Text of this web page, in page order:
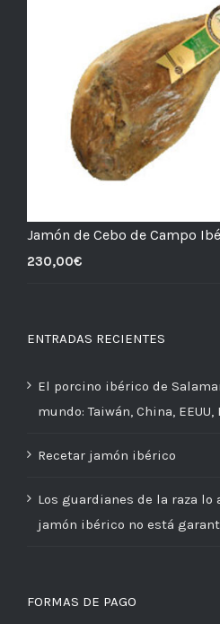
Jamón de Cebo de Campo
230,00€
ENTRADAS RECIENTES
El porcino ibérico de
mundo: Taiwán, China,
Recetar jamón ibérico
Los guardianes de la raza lo
jamón ibérico no está
FORMAS DE PAGO